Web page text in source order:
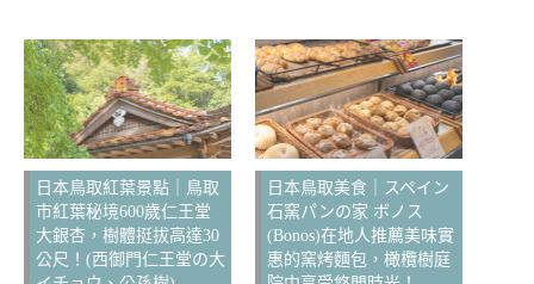
日本鳥取紅葉景點｜鳥取
市紅葉秘境600歲仁王堂
大銀杏，樹體挺拔高達30
公尺！(西御門仁王堂の大
日本鳥取美食｜スペイン
石窯パンの家 ボノス
(Bonos)在地人推薦美味實
惠的窯烤麵包，橄欖樹庭